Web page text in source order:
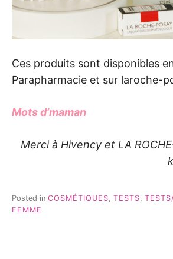
Ces produits sont disponibles
Parapharmacie et sur laroche-
Mots d’maman
Merci à Hivency et LA
Posted in COSMÉTIQUES TESTS
FEMME